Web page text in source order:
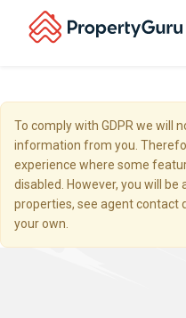
To comply with GDPR we will
information from you.
experience where some
disabled. However, you will be
properties, see agent contact
your own.